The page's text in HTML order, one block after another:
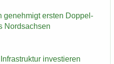
ge­neh­migt ers­ten Dop­pel­
Nord­sach­sen
in­ves­tie­ren